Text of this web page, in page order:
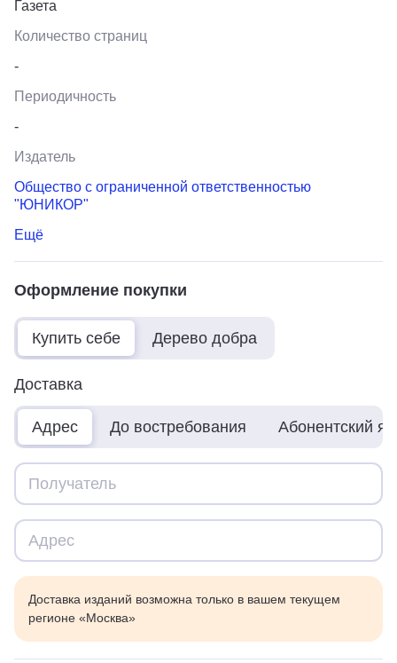
Газета
Количество страниц
-
Периодичность
-
Издатель
Общество с ограниченной ответственностью
"ЮНИКОР"
Ещё
Оформление покупки
Купить себе Дерево добра
Доставка
Адрес До востребования Абонентский
Доставка изданий возможна только в вашем текущем
регионе «Москва»